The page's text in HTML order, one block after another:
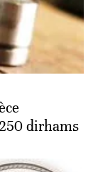
dirhams